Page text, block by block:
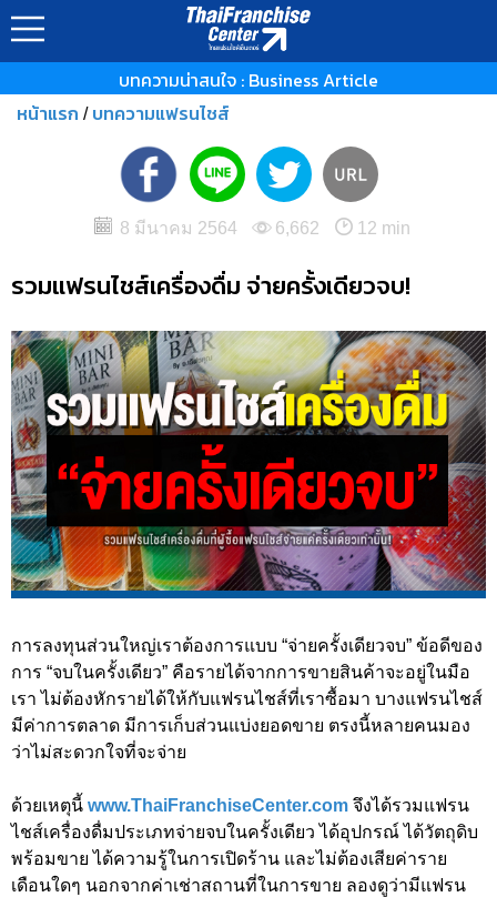
บทความน่าสนใจ : Business Article
หน้าแรก / บทความแฟรนไชส์
8 มีนาคม 2564 6,662 12 min
รวมแฟรนไชส์เครื่องดื่ม จ่ายครั้งเดียวจบ!
การลงทุนส่วนใหญ่เราต้องการแบบ “จ่ายครั้งเดียวจบ” ข้อดีของ
การ “จบในครั้งเดียว” คือรายได้จากการขายสินค้าจะอยู่ในมือ
เรา ไม่ต้องหักรายได้ให้กับแฟรนไชส์ที่เราซื้อมา บางแฟรนไชส์
มีค่าการตลาด มีการเก็บส่วนแบ่งยอดขาย ตรงนี้หลายคนมอง
ว่าไม่สะดวกใจที่จะจ่าย
ด้วยเหตุนี้ www.ThaiFranchiseCenter.com จึงได้รวมแฟรน
ไชส์เครื่องดื่มประเภทจ่ายจบในครั้งเดียว ได้อุปกรณ์ ได้วัตถุดิบ
พร้อมขาย ได้ความรู้ในการเปิดร้าน และไม่ต้องเสียค่าราย
เดือนใดๆ นอกจากค่าเช่าสถานที่ในการขาย ลองดูว่ามีแฟรน